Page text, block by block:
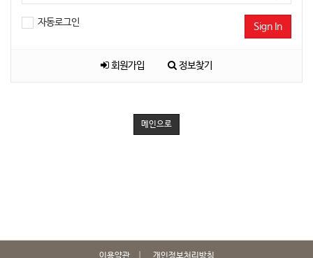
자동로그인 Sign In
회원가입 정보찾기
메인으로
이용약관 개인정보처리방침